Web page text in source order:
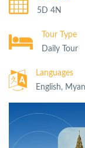
5D 4N
Tour Type
Daily Tour
Languages
English,